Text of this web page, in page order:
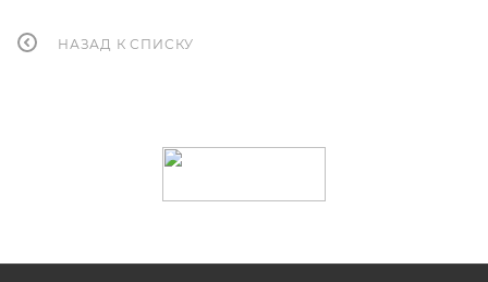
НАЗАД К СПИСКУ